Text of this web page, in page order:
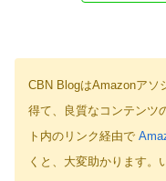
CBN BlogはAmazonアソ
得て、良質なコンテンツ
ト内のリンク経由で
くと、大変助かります。